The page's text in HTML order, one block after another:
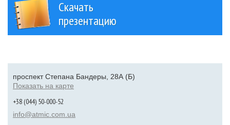
Скачать
презентацию
проспект Степана Бандеры, 28А (Б)
Показать на карте
+38 (044) 50-000-52
info@atmic.com.ua